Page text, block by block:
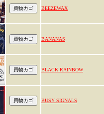
BEEZEWAX
BANANAS
BLACK RAINBOW
BUSY SIGNALS